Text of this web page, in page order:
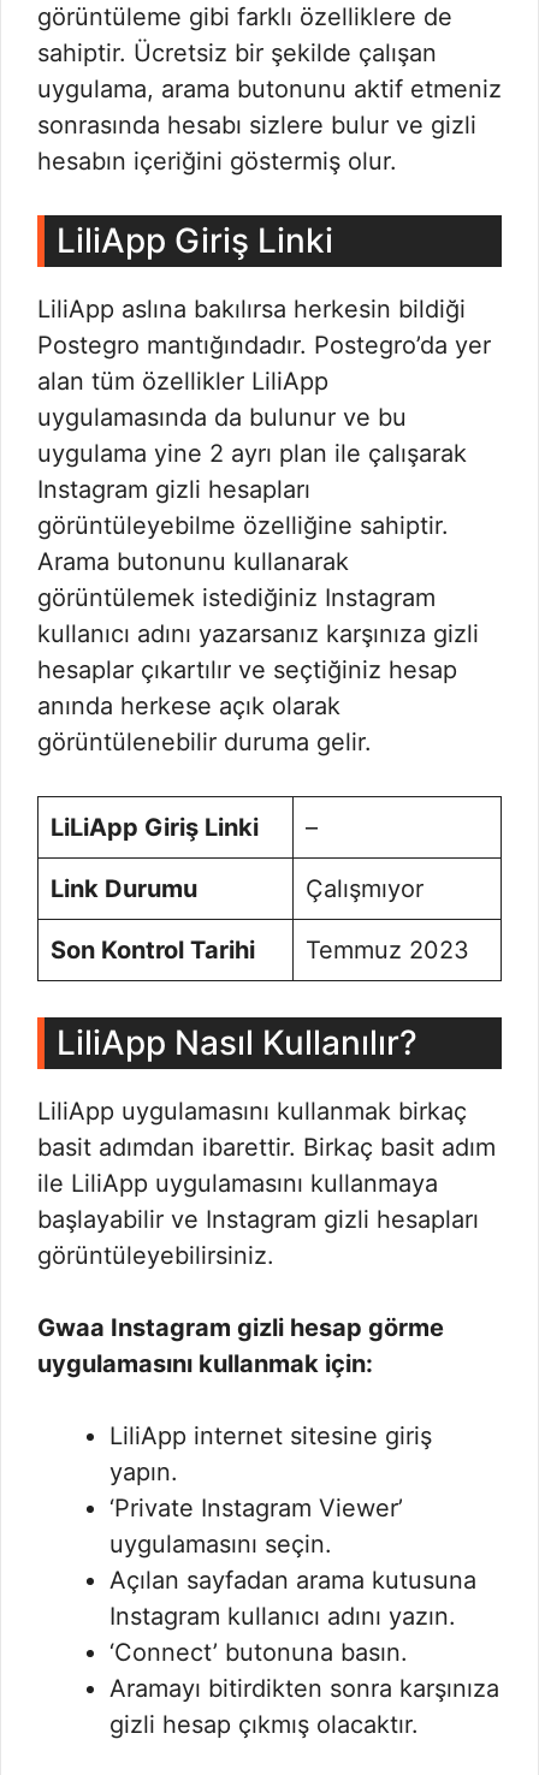
görüntüleme gibi farklı özelliklere de
sahiptir. Ücretsiz bir şekilde çalışan
uygulama, arama butonunu aktif etmeniz
sonrasında hesabı sizlere bulur ve gizli
hesabın içeriğini göstermiş olur.
LiliApp Giriş Linki
LiliApp aslına bakılırsa herkesin bildiği
Postegro mantığındadır. Postegro’da yer
alan tüm özellikler LiliApp
uygulamasında da bulunur ve bu
uygulama yine 2 ayrı plan ile çalışarak
Instagram gizli hesapları
görüntüleyebilme özelliğine sahiptir.
Arama butonunu kullanarak
görüntülemek istediğiniz Instagram
kullanıcı adını yazarsanız karşınıza gizli
hesaplar çıkartılır ve seçtiğiniz hesap
anında herkese açık olarak
görüntülenebilir duruma gelir.
LiLiApp Giriş Linki –
Link Durumu Çalışmıyor
Son Kontrol Tarihi Temmuz 2023
LiliApp Nasıl Kullanılır?
LiliApp uygulamasını kullanmak birkaç
basit adımdan ibarettir. Birkaç basit adım
ile LiliApp uygulamasını kullanmaya
başlayabilir ve Instagram gizli hesapları
görüntüleyebilirsiniz.
Gwaa Instagram gizli hesap görme
uygulamasını kullanmak için:
LiliApp internet sitesine giriş
yapın.
‘Private Instagram Viewer’
uygulamasını seçin.
Açılan sayfadan arama kutusuna
Instagram kullanıcı adını yazın.
‘Connect’ butonuna basın.
Aramayı bitirdikten sonra karşınıza
gizli hesap çıkmış olacaktır.